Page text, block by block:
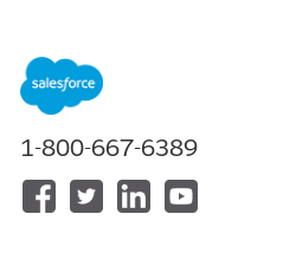
Para habilitar las funciones:
Desde Configuración, en el
ingrese
Configuración de
1-800-667-6389